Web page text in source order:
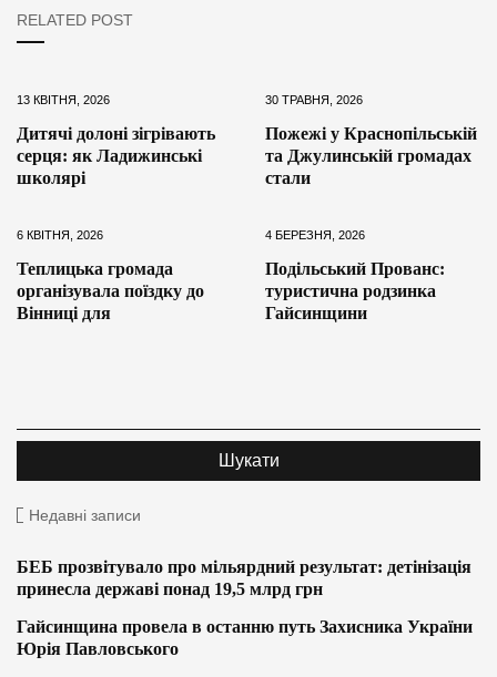
RELATED POST
13 КВІТНЯ, 2026
Дитячі долоні зігрівають
серця: як Ладижинські
школярі
30 ТРАВНЯ, 2026
Пожежі у Краснопільській
та Джулинській громадах
стали
6 КВІТНЯ, 2026
Теплицька громада
організувала поїздку до
Вінниці для
4 БЕРЕЗНЯ, 2026
Подільський Прованс:
туристична родзинка
Гайсинщини
Недавні записи
БЕБ прозвітувало про мільярдний результат: детінізація
принесла державі понад 19,5 млрд грн
Гайсинщина провела в останню путь Захисника України
Юрія Павловського